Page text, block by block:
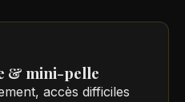
& mini-pelle
accès difficiles